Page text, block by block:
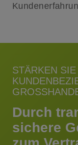
STÄRKEN
Durch
sichere